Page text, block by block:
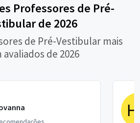
Professores de Pré-
de 2026
de Pré-Vestibular mais
avaliados de 2026